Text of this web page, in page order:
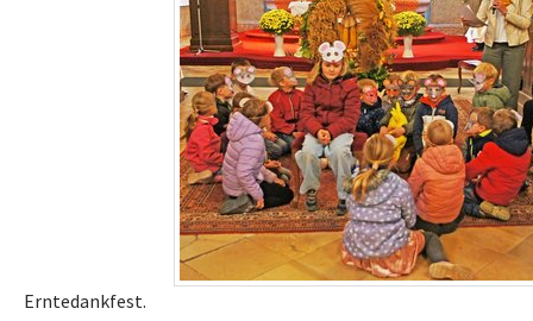
Erntedankfest.